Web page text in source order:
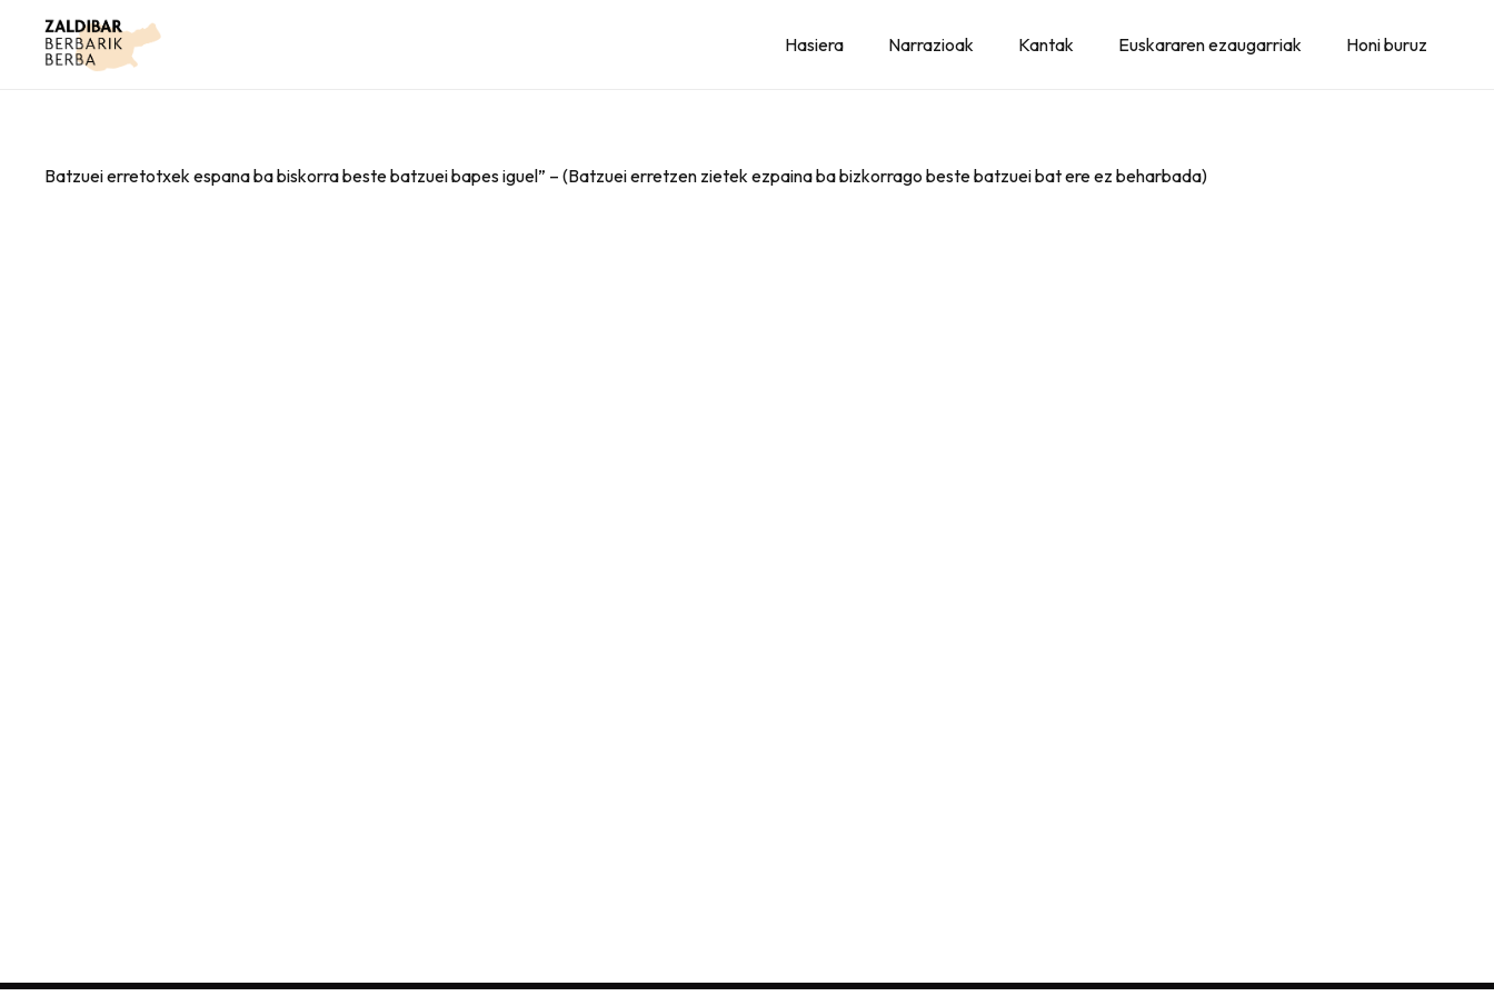
Hasiera Narrazioak Kantak Euskararen ezaugarriak Honi buruz
Batzuei erretotxek espana ba biskorra beste batzuei bapes iguel” – (Batzuei erretzen zietek ezpaina ba bizkorrago beste batzuei bat ere ez beharbada)